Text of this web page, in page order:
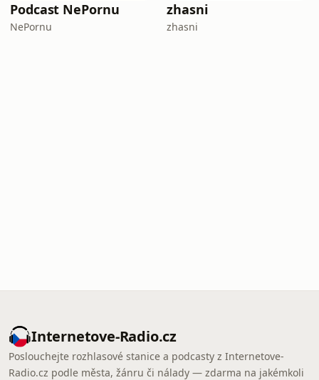
Podcast NePornu
NePornu
zhasni
zhasni
Internetove-Radio.cz
Poslouchejte rozhlasové stanice a podcasty z Internetove-
Radio.cz podle města, žánru či nálady — zdarma na jakémkoli